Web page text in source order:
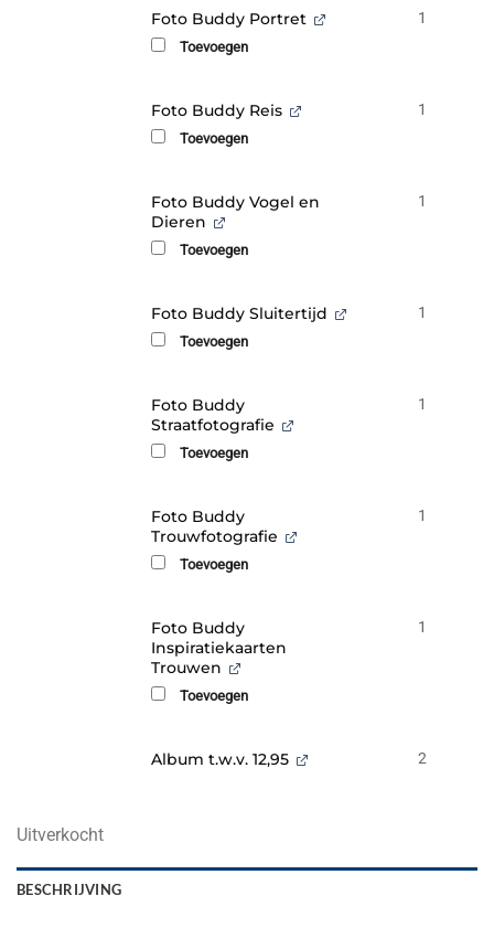
Foto Buddy Portret
Toevoegen
1
Foto Buddy Reis
Toevoegen
1
Foto Buddy Vogel en
Dieren
Toevoegen
1
Foto Buddy Sluitertijd
Toevoegen
1
Foto Buddy
Straatfotografie
Toevoegen
1
Foto Buddy
Trouwfotografie
Toevoegen
1
Foto Buddy
Inspiratiekaarten
Trouwen
Toevoegen
1
Album t.w.v. 12,95 2
Uitverkocht
BESCHRIJVING